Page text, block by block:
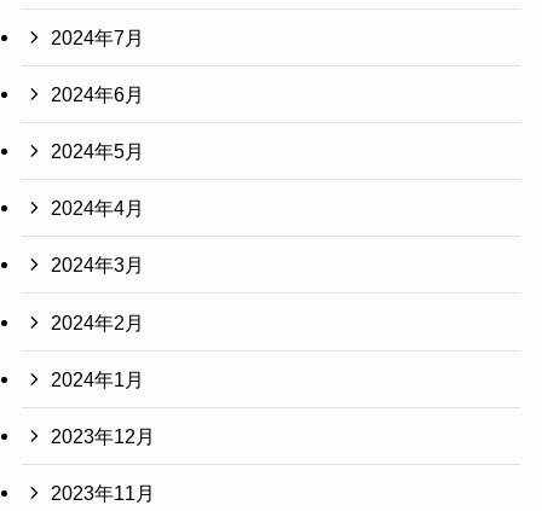
2024年7月
2024年6月
2024年5月
2024年4月
2024年3月
2024年2月
2024年1月
2023年12月
2023年11月